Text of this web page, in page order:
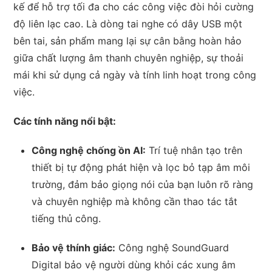
kế để hỗ trợ tối đa cho các công việc đòi hỏi cường
độ liên lạc cao. Là dòng tai nghe có dây USB một
bên tai, sản phẩm mang lại sự cân bằng hoàn hảo
giữa chất lượng âm thanh chuyên nghiệp, sự thoải
mái khi sử dụng cả ngày và tính linh hoạt trong công
việc.
Các tính năng nổi bật:
Công nghệ chống ồn AI: Trí tuệ nhân tạo trên
thiết bị tự động phát hiện và lọc bỏ tạp âm môi
trường, đảm bảo giọng nói của bạn luôn rõ ràng
và chuyên nghiệp mà không cần thao tác tắt
tiếng thủ công.
Bảo vệ thính giác: Công nghệ SoundGuard
Digital bảo vệ người dùng khỏi các xung âm